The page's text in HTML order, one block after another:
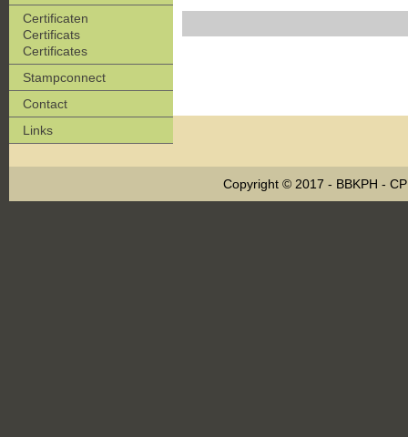
Certificaten
Certificats
Certificates
Stampconnect
Contact
Links
Copyright © 2017 - BBKPH -